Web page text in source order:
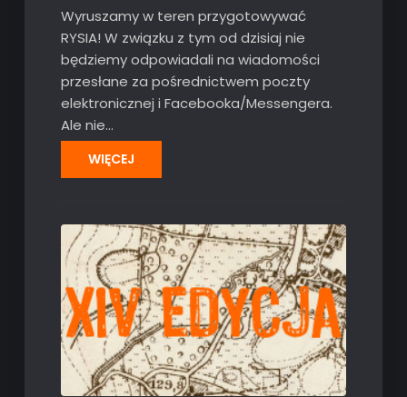
Wyruszamy w teren przygotowywać
RYSIA! W związku z tym od dzisiaj nie
będziemy odpowiadali na wiadomości
przesłane za pośrednictwem poczty
elektronicznej i Facebooka/Messengera.
Ale nie…
WIĘCEJ